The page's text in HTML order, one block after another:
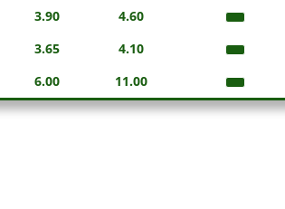
3.90 4.60
3.65 4.10
6.00 11.00